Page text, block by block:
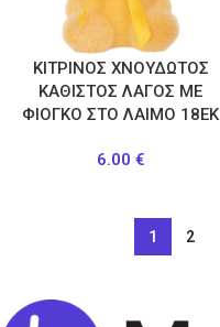
ΚΙΤΡΙΝΟΣ ΧΝΟΥΔΩΤΟΣ
ΚΑΘΙΣΤΟΣ ΛΑΓΟΣ ΜΕ
ΦΙΟΓΚΟ ΣΤΟ ΛΑΙΜΟ 18ΕΚ
6.00 €
1 2